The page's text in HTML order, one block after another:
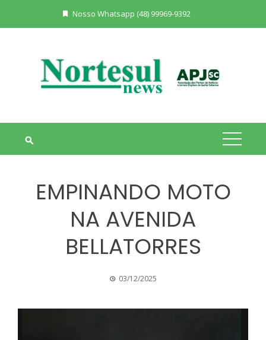
Nosso Whatsapp (48) 99969-9392
EMPINANDO MOTO
NA AVENIDA
BELLATORRES
03/12/2025